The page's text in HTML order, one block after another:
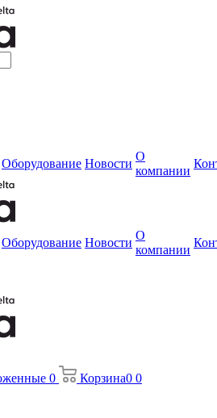
Оборудование Новости
О
компании
Оборудование Новости
О
компании
0 Корзина0 0